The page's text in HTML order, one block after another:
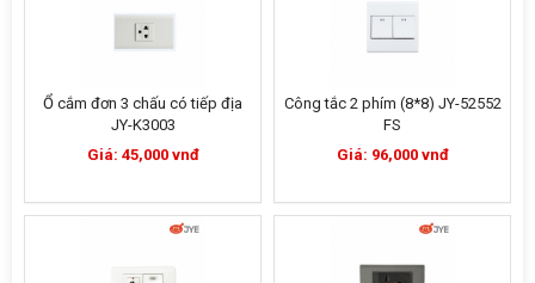
Ổ cắm đơn 3 chấu có tiếp địa
JY-K3003
Giá: 45,000 vnđ
Công tắc 2 phím (8*8) JY-52552
FS
Giá: 96,000 vnđ